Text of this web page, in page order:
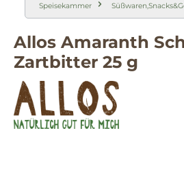
Speisekammer
Allos Amaranth
Zartbitter 25 g